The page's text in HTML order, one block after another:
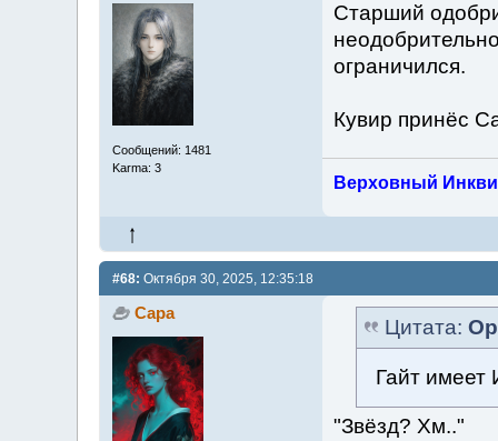
Сообщений: 1481
Karma: 3
Старший
ограничился.
Кувир принёс
Верховный
#68: Октября 30, 2025, 12:35:18
Сара
Цитата:
Гайт имеет
"Звёзд? Хм.."